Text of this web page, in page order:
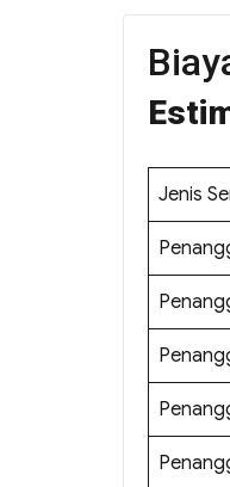
Jenis